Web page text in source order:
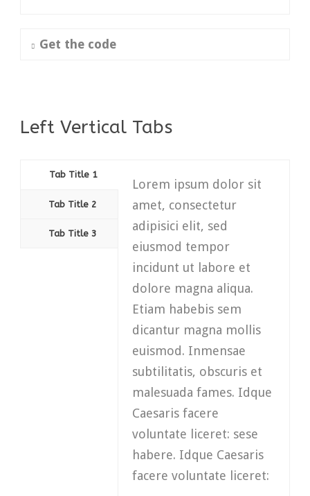
Get the code
Left Vertical Tabs
Tab Title 1
Tab Title 2
Tab Title 3
Lorem ipsum dolor sit
amet, consectetur
adipisici elit, sed
eiusmod tempor
incidunt ut labore et
dolore magna aliqua.
Etiam habebis sem
dicantur magna mollis
euismod. Inmensae
subtilitatis, obscuris et
malesuada fames. Idque
Caesaris facere
voluntate liceret: sese
habere. Idque Caesaris
facere voluntate liceret: